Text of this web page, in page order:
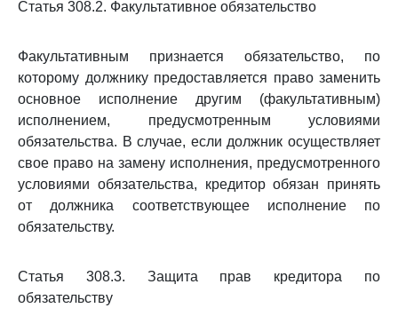
Статья 308.2. Факультативное обязательство
Факультативным признается обязательство, по
которому должнику предоставляется право заменить
основное исполнение другим (факультативным)
исполнением, предусмотренным условиями
обязательства. В случае, если должник осуществляет
свое право на замену исполнения, предусмотренного
условиями обязательства, кредитор обязан принять
от должника соответствующее исполнение по
обязательству.
Статья 308.3. Защита прав кредитора по
обязательству